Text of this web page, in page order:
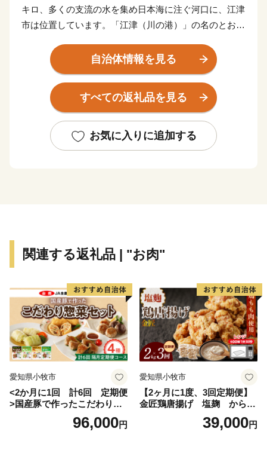
キロ、多くの支流の水を集め日本海に注ぐ河口に、江津
市は位置しています。「江津（川の港）」の名のとお
北前船の寄港地として栄えました。かつての中心地であ
った江津本町には江戸時代に建築された商家の家屋など
も多く残り、往時の面影を今にとどめています。江の川
を通じた地域間のつながりも深く、平成16年に同じ江の
良質な粘土層に恵まれていることから、日本三大瓦の一
自治体情報を見る
すべての返礼品を見る
お気に入りに追加する
関連する返礼品 | "お肉"
愛知県小牧市
<2か月に1回 計6回 定期便
>国産豚で作ったこだわり惣
96,000円
愛知県小牧市
【2ヶ月に1度、3回定期便】
金匠鶏唐揚げ 塩麹 からあ
39,000円